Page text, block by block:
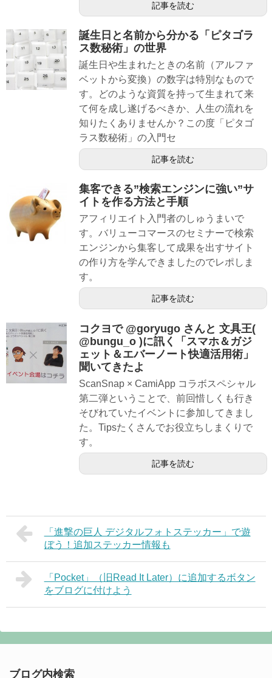
記事を読む
誕生日と名前から分かる「ピタゴラ
ス数秘術」の世界
誕生日や生まれたときの名前（アルファ
ベットから変換）の数字は特別なもので
す。どのような資質を持って生まれて来
て何を成し遂げるべきか、人生の流れを
知りたくありませんか？この度「ピタゴ
ラス数秘術」の入門セ
記事を読む
集客できる”検索エンジンに強い”サ
イトを作る方法と手順
アフィリエイト入門者のしゅうまいで
す。バリューコマースのセミナーで検索
エンジンから集客して成果を出すサイト
の作り方を学んできましたのでレポしま
す。
記事を読む
コクヨで @goryugo さんと 文具王(
@bungu_o )に訊く「スマホ＆ガジ
ェット＆エバーノート快適活用術」
聞いてきたよ
ScanSnap × CamiApp コラボスペシャル
第二弾ということで、前回惜しくも行き
そびれていたイベントに参加してきまし
た。Tipsたくさんでお役立ちしまくりで
す。
記事を読む
「進撃の巨人 デジタルフォトステッカー」で遊
ぼう！追加ステッカー情報も
「Pocket」（旧Read It Later）に追加するボタン
をブログに付けよう
ブログ内検索